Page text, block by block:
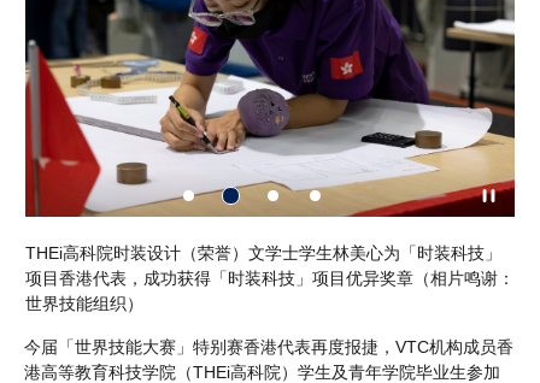
THEi高科院时装设计（荣誉）文学士学生林美心为「时装科技」
项目香港代表，成功获得「时装科技」项目优异奖章（相片鸣谢：
世界技能组织）
今届「世界技能大赛」特别赛香港代表再度报捷，VTC机构成员香
港高等教育科技学院（THEi高科院）学生及青年学院毕业生参加